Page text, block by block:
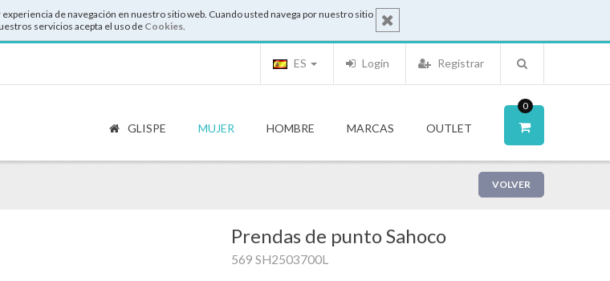
de navegación en nuestro sitio web. Cuando usted navega por nuestro sitio
servicios acepta el uso deCookies.
Registrar
Login
ES
0
GLISPE MUJER HOMBRE MARCAS OUTLET
VOLVER
Prendas de punto Sahoco
569 SH2503700L